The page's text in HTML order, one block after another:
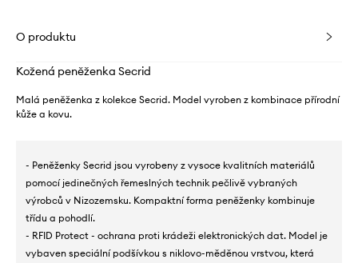
O produktu
Kožená peněženka Secrid
Malá peněženka z kolekce Secrid. Model vyroben z kombinace přírodní
kůže a kovu.
- Peněženky Secrid jsou vyrobeny z vysoce kvalitních materiálů
pomocí jedinečných řemeslných technik pečlivě vybraných
výrobců v Nizozemsku. Kompaktní forma peněženky kombinuje
třídu a pohodlí.
- RFID Protect - ochrana proti krádeži elektronických dat. Model je
vybaven speciální podšívkou s niklovo-měděnou vrstvou, která